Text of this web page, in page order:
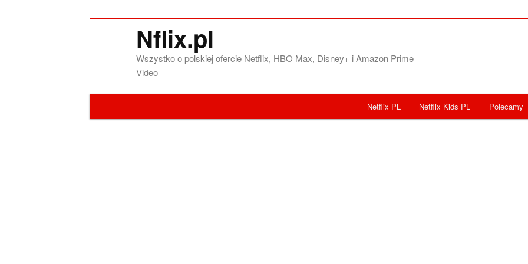
Nflix.pl
Wszystko o polskiej ofercie Netflix, HBO Max, Disney+ i Amazon Prime
Video
Polecamy
Netflix Kids PL
Netflix PL